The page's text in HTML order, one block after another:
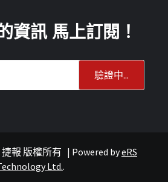
澳聞
資訊 馬上訂閱！
報 版權所有 | Powered byeRS
Ltd..